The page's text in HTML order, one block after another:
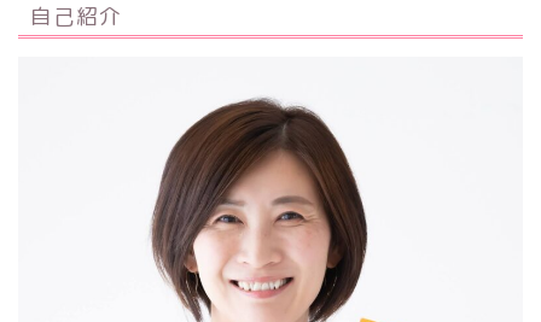
自己紹介